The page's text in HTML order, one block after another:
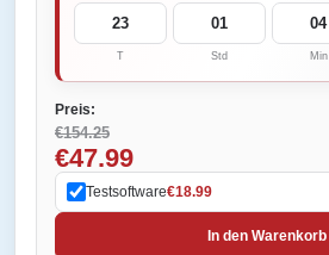
23
T
01
Std
04
Min
Preis:
€154.25
€47.99
Testsoftware€18.99
In den Warenkorb